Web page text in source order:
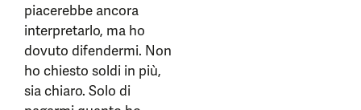
piacerebbe ancora
interpretarlo, ma ho
dovuto difendermi. Non
ho chiesto soldi in più,
sia chiaro. Solo di